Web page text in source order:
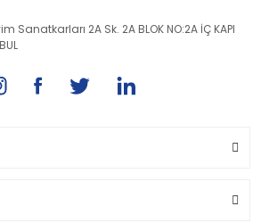
Sanatkarları 2A Sk. 2A BLOK NO:2A İÇ KAPI